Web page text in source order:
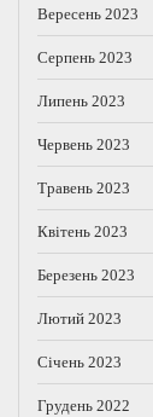
Вересень 2023
Серпень 2023
Липень 2023
Червень 2023
Травень 2023
Квітень 2023
Березень 2023
Лютий 2023
Січень 2023
Грудень 2022